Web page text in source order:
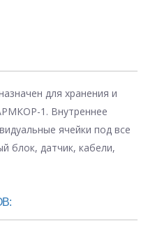
для хранения и
1. Внутреннее
ячейки под все
блок, датчик, кабели,